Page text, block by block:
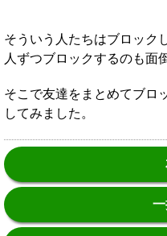
そういう人たちはブロック
人ずつブロックするのも面
そこで友達をまとめてブロ
してみました。